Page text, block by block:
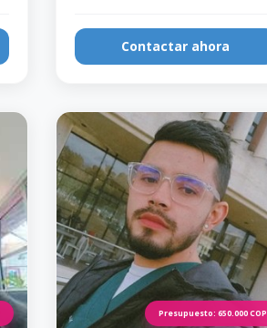
Contactar ahora
Presupuesto: 650.000 COP